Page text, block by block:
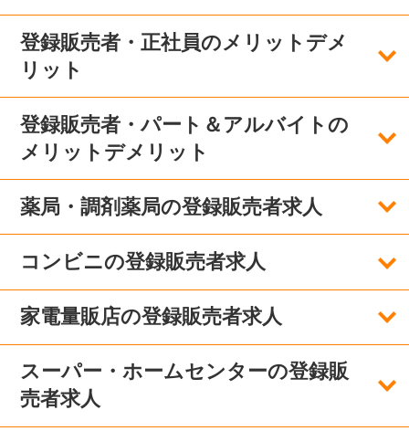
登録販売者・正社員のメリットデメ
リット
登録販売者・パート＆アルバイトの
メリットデメリット
薬局・調剤薬局の登録販売者求人
コンビニの登録販売者求人
家電量販店の登録販売者求人
スーパー・ホームセンターの登録販
売者求人